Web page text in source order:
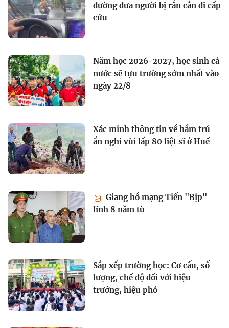
đường đưa người bị rắn cắn đi cấp
cứu
Năm học 2026-2027, học sinh cả
nước sẽ tựu trường sớm nhất vào
ngày 22/8
Xác minh thông tin về hầm trú
ẩn nghi vùi lấp 80 liệt sĩ ở Huế
Giang hồ mạng Tiến "Bịp"
lĩnh 8 năm tù
Sắp xếp trường học: Cơ cấu, số
lượng, chế độ đối với hiệu
trưởng, hiệu phó